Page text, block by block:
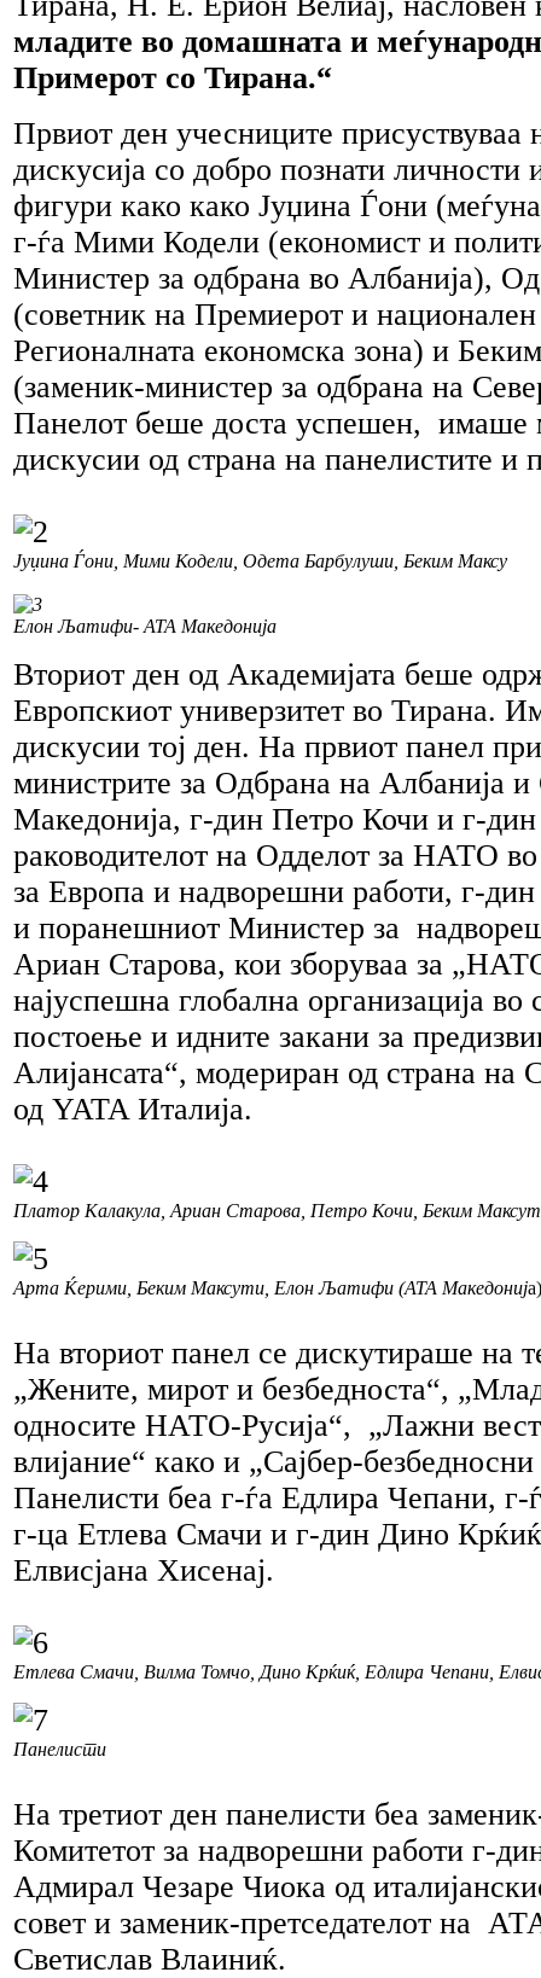
младите во домашната и
Примерот со Тирана.“
Првиот ден учесниците присуствуваа
дискусија со добро познати личности
фигури како како Јуџина Ѓони
г-ѓа Мими Кодели (економист и
Министер за одбрана во Албанија),
(советник на Премиерот и национален
Регионалната економска зона) и
(заменик-министер за одбрана на
Панелот беше доста успешен, имаше
дискусии од страна на панелистите и
Јуџина Ѓони, Мими Кодели, Одета Барбулуши, Беким Максу
Елон Љатифи- АТА Македонија
Вториот ден од Академијата беше
Европскиот универзитет во Тирана.
дискусии тој ден. На првиот панел
министрите за Одбрана на Албанија и
Македонија, г-дин Петро Кочи и г-
раководителот на Одделот за НАТО
за Европа и надворешни работи, г-
и поранешниот Министер за
Ариан Старова, кои зборуваа за
најуспешна глобална организација во
постоење и идните закани за
Алијансата“, модериран од страна на
од YATA Италија.
Платор Калакула, Ариан Старова, Петро Кочи, Беким
Арта Ќерими, Беким Максути, Елон Љатифи (АТА Македонија)
На вториот панел се дискутираше на
„Жените, мирот и безбедноста“,
односите НАТО-Русија“, „Лажни
влијание“ како и „Сајбер-
Панелисти беа г-ѓа Едлира Чепани,
г-ца Етлева Смачи и г-дин Дино
Елвисјана Хисенај.
Етлева Смачи, Вилма Томчо, Дино Крќиќ, Едлира Чепани,
Панелисти
На третиот ден панелисти беа
Комитетот за надворешни работи г-
Адмирал Чезаре Чиока од
совет и заменик-претседателот на
Светислав Влаиниќ.